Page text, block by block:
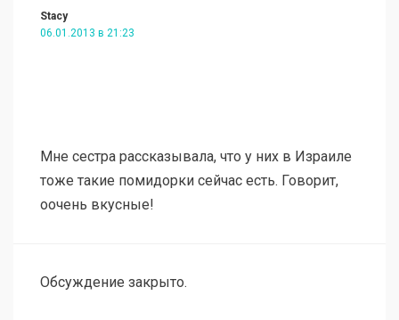
Stacy
06.01.2013 в 21:23
Мне сестра рассказывала, что у них в Израиле
тоже такие помидорки сейчас есть. Говорит,
оочень вкусные!
Обсуждение закрыто.